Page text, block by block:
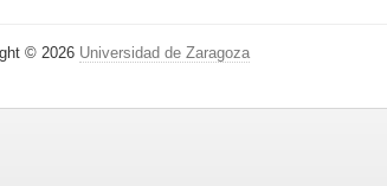
© 2026 Universidad de Zaragoza